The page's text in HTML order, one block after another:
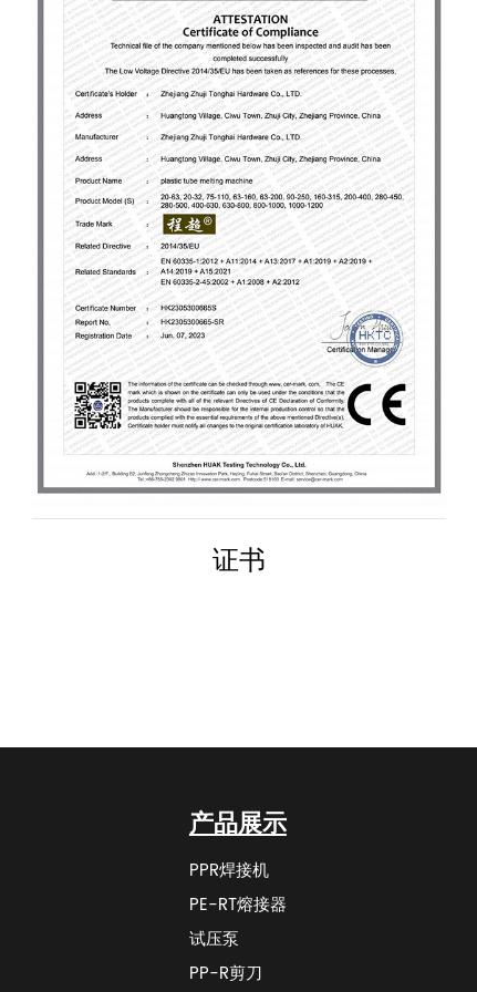
证书
产品展示
PPR焊接机
PE-RT熔接器
试压泵
PP-R剪刀